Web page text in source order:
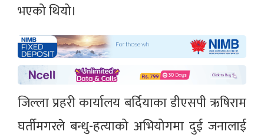
भएको थियो।
जिल्ला प्रहरी कार्यालय बर्दियाका डीएसपी ऋषिराम
घर्तीमगरले बन्धु-हत्याको अभियोगमा दुई जनालाई